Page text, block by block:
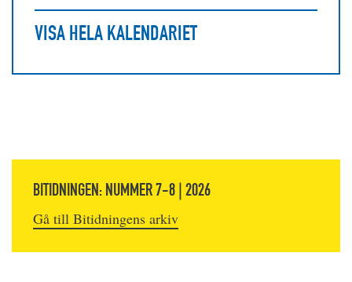
VISA HELA KALENDARIET
BITIDNINGEN: NUMMER 7-8 | 2026
Gå till Bitidningens arkiv